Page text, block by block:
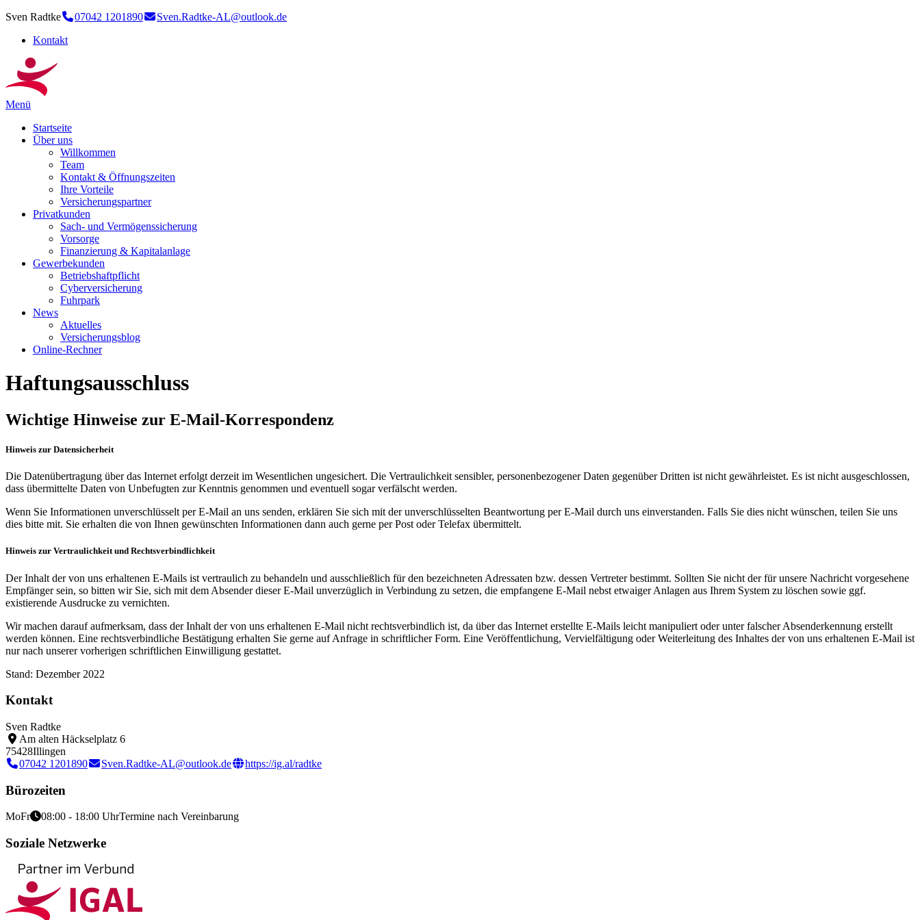
Sven Radtke 07042 1201890
Sven.Radtke-AL@outlook.de
Kontakt
Menü
Startseite
Über uns
Willkommen
Team
Kontakt & Öffnungszeiten
Ihre Vorteile
Versicherungspartner
Privatkunden
Sach- und Vermögenssicherung
Vorsorge
Finanzierung & Kapitalanlage
Gewerbekunden
Betriebshaftpflicht
Cyberversicherung
Fuhrpark
News
Aktuelles
Versicherungsblog
Online-Rechner
Haftungsausschluss
Wichtige Hinweise zur E-Mail-Korrespondenz
Hinweis zur Datensicherheit
Die Daten­übertragung über das Internet erfolgt derzeit im Wesent­lichen ungesichert. Die Vertraulich­keit sensibler, personen­bezogener Daten gegen­über Dritten ist nicht gewähr­leistet. Es ist nicht aus­geschlossen,
dass über­mittelte Daten von Unbefugten zur Kenntnis genommen und eventuell sogar verfälscht werden.
Wenn Sie Informationen unver­schlüsselt per E-Mail an uns senden, erklären Sie sich mit der unver­schlüsselten Beant­wortung per E-Mail durch uns einver­standen. Falls Sie dies nicht wünschen, teilen Sie uns
dies bitte mit. Sie erhalten die von Ihnen gewünschten Informa­tionen dann auch gerne per Post oder Telefax über­mittelt.
Hinweis zur Vertraulichkeit und Rechtsverbindlichkeit
Der Inhalt der von uns erhaltenen E-Mails ist vertraulich zu behandeln und ausschließlich für den bezeichneten Adressaten bzw. dessen Vertreter bestimmt. Sollten Sie nicht der für unsere Nachricht vorgesehene
Empfänger sein, so bitten wir Sie, sich mit dem Absender dieser E-Mail unverzüglich in Verbindung zu setzen, die empfangene E-Mail nebst etwaiger Anlagen aus Ihrem System zu löschen sowie ggf.
existierende Ausdrucke zu vernichten.
Wir machen darauf aufmerksam, dass der Inhalt der von uns erhaltenen E-Mail nicht rechtsverbindlich ist, da über das Internet erstellte E-Mails leicht manipuliert oder unter falscher Absenderkennung erstellt
werden können. Eine rechtsverbindliche Bestätigung erhalten Sie gerne auf Anfrage in schriftlicher Form. Eine Veröffentlichung, Vervielfältigung oder Weiterleitung des Inhaltes der von uns erhaltenen E-Mail ist
nur nach unserer vorherigen schriftlichen Einwilligung gestattet.
Stand: Dezember 2022
Kontakt
Sven Radtke
Am alten Häckselplatz 6
75428Illingen
07042 1201890
Sven.Radtke-AL@outlook.de https://ig.al/radtke
Bürozeiten
MoFr 08:00 - 18:00 UhrTermine nach Vereinbarung
Soziale Netzwerke